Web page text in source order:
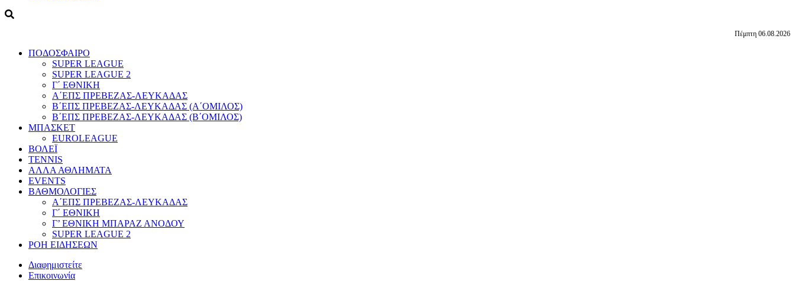
Πέμπτη 06.08.2026
ΠΟΔΟΣΦΑΙΡΟ
SUPER LEAGUE
SUPER LEAGUE 2
Γ΄ ΕΘΝΙΚΗ
Α΄ΕΠΣ ΠΡΕΒΕΖΑΣ-ΛΕΥΚΑΔΑΣ
Β΄ΕΠΣ ΠΡΕΒΕΖΑΣ-ΛΕΥΚΑΔΑΣ (Α΄ΟΜΙΛΟΣ)
Β΄ΕΠΣ ΠΡΕΒΕΖΑΣ-ΛΕΥΚΑΔΑΣ (Β΄ΟΜΙΛΟΣ)
ΜΠΑΣΚΕΤ
EUROLEAGUE
ΒΟΛΕΪ
TENNIS
ΑΛΛΑ ΑΘΛΗΜΑΤΑ
EVENTS
ΒΑΘΜΟΛΟΓΙΕΣ
Α΄ΕΠΣ ΠΡΕΒΕΖΑΣ-ΛΕΥΚΑΔΑΣ
Γ΄ ΕΘΝΙΚΗ
Γ’ ΕΘΝΙΚΗ ΜΠΑΡΑΖ ΑΝΟΔΟΥ
SUPER LEAGUE 2
ΡΟΗ ΕΙΔΗΣΕΩΝ
Διαφημιστείτε
Επικοινωνία